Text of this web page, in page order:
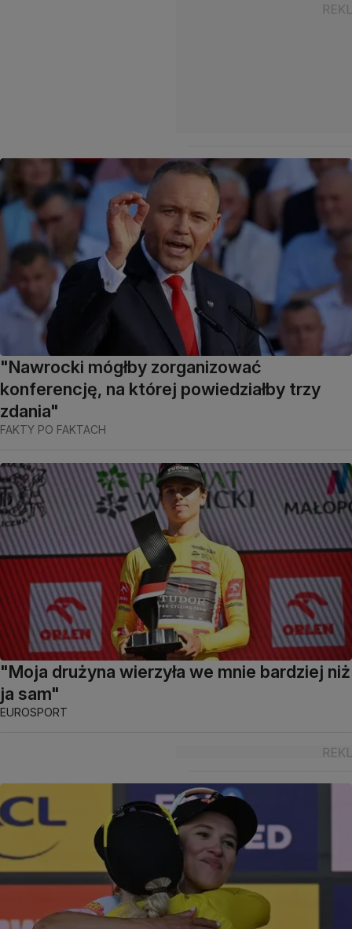
"Nawrocki mógłby zorganizować
konferencję, na której powiedziałby trzy
zdania"
FAKTY PO FAKTACH
"Moja drużyna wierzyła we mnie bardziej niż
ja sam"
EUROSPORT